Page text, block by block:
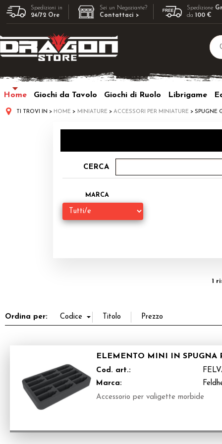
Spedizioni in
24/72 Ore
Sei un Negoziante?
Contattaci >
Spedizione
da100 €
Home Giochi da Tavolo Giochi di Ruolo Librigame
TI TROVI IN HOME MINIATURE ACCESSORI PER MINIATURE SPUGNE
CERCA
MARCA
1
Ordina per:
ELEMENTO MINI IN SPUGNA
Cod. art.:
Marca:
Accessorio per valigette morbide